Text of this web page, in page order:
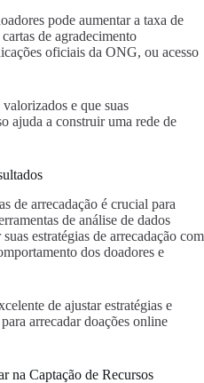
pode aumentar a taxa de
de agradecimento
oficiais da ONG, ou acesso
e que suas
ajuda a construir uma rede de
de arrecadação é crucial para
de análise de dados
estratégias de arrecadação com
dos doadores e
de ajustar estratégias e
arrecadar doações online
na Captação de Recursos